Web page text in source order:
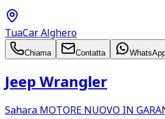
TuaCar Alghero
Chiama Contatta
Jeep Wrangler
Sahara MOTORE NUOVO IN